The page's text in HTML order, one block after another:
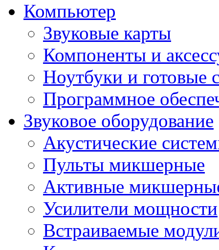
Компьютер
Звуковые карты
Компоненты и
Ноутбуки и готовые
Программное
Звуковое оборудование
Акустические
Пульты микшерные
Активные
Усилители мощности
Встраиваемые